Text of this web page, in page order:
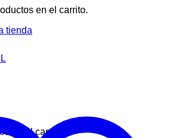
en el carrito.
tienda
en el carrito.